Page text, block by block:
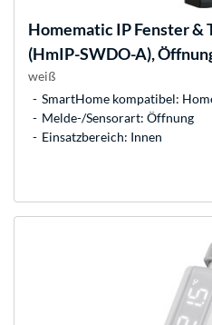
Homematic IPFenster &
(HmIP-SWDO-A),
weiß
SmartHome kompatibel:
Melde-/Sensorart: Öffnung
Einsatzbereich: Innen